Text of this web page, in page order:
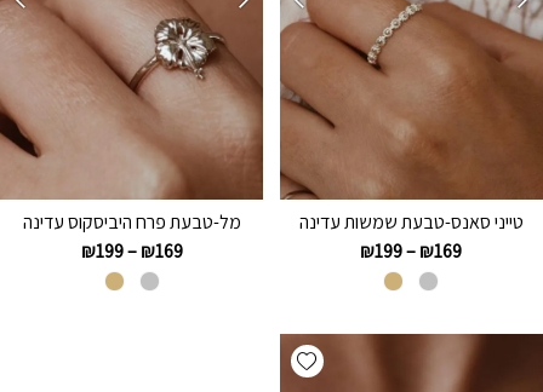
טייני סאנס-טבעת שמשות עדינה
₪169
–
₪199
מל-טבעת פרח היביסקוס עדינה
₪169
–
₪199
Add wishlist